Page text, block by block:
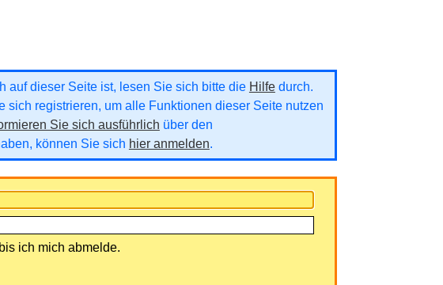
auf dieser Seite ist, lesen Sie sich bitte die Hilfedurch.
registrieren, um alle Funktionen dieser Seite nutzen
Sie sich ausführlich über den
können Sie sich hier anmelden.
ich mich abmelde.